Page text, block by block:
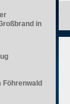
in
Föhrenwald